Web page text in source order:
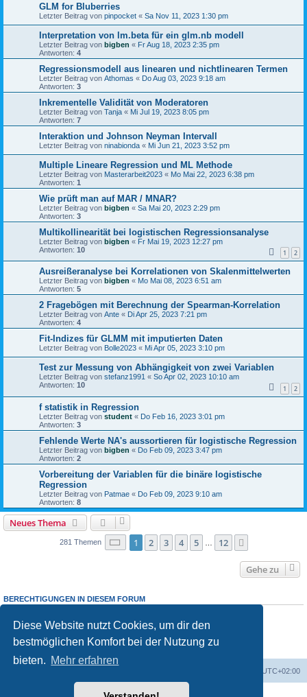
Diese Website nutzt Cookies, um dir den
bestmöglichen Komfort bei der Nutzung zu
bieten. Mehr erfahren
GLM for Bluberries
Letzter Beitrag von pinpocket « Sa Nov 11, 2023 1:30 pm
Interpretation von lm.beta für ein glm.nb modell
Letzter Beitrag von bigben « Fr Aug 18, 2023 2:35 pm
Antworten: 4
Regressionsmodell aus linearen und nichtlinearen Termen
Letzter Beitrag von Athomas « Do Aug 03, 2023 9:18 am
Antworten: 3
Inkrementelle Validität von Moderatoren
Letzter Beitrag von Tanja « Mi Jul 19, 2023 8:05 pm
Antworten: 7
Interaktion und Johnson Neyman Intervall
Letzter Beitrag von ninabionda « Mi Jun 21, 2023 3:52 pm
Multiple Lineare Regression und ML Methode
Letzter Beitrag von Masterarbeit2023 « Mo Mai 22, 2023 6:38 pm
Antworten: 1
Wie prüft man auf MAR / MNAR?
Letzter Beitrag von bigben « Sa Mai 20, 2023 2:29 pm
Antworten: 3
Multikollinearität bei logistischen Regressionsanalyse
Letzter Beitrag von bigben « Fr Mai 19, 2023 12:27 pm
Antworten: 10 1 2
Ausreißeranalyse bei Korrelationen von Skalenmittelwerten
Letzter Beitrag von bigben « Mo Mai 08, 2023 6:51 am
Antworten: 5
2 Fragebögen mit Berechnung der Spearman-Korrelation
Letzter Beitrag von Ante « Di Apr 25, 2023 7:21 pm
Antworten: 4
Fit-Indizes für GLMM mit imputierten Daten
Letzter Beitrag von Bolle2023 « Mi Apr 05, 2023 3:10 pm
Test zur Messung von Abhängigkeit von zwei Variablen
Letzter Beitrag von stefanz1991 « So Apr 02, 2023 10:10 am
Antworten: 10 1 2
f statistik in Regression
Letzter Beitrag von student « Do Feb 16, 2023 3:01 pm
Antworten: 3
Fehlende Werte NA's aussortieren für logistische Regression
Letzter Beitrag von bigben « Do Feb 09, 2023 3:47 pm
Antworten: 2
Vorbereitung der Variablen für die binäre logistische
Regression
Letzter Beitrag von Patmae « Do Feb 09, 2023 9:10 am
Antworten: 8
Neues Thema
281 Themen Seite 1von 12
1 2 3 4 5 12
Gehe zu
BERECHTIGUNGEN IN DIESEM FORUM
Du darfst keineAntworten zu Themen in diesem Forum erstellen.
Du darfst deine Beiträge in diesem Forumnichtändern.
Du darfst deine Beiträge in diesem Forum nicht löschen.
keine
UTC+02:00
Powered byphpBB® Forum Software © phpBB Limited